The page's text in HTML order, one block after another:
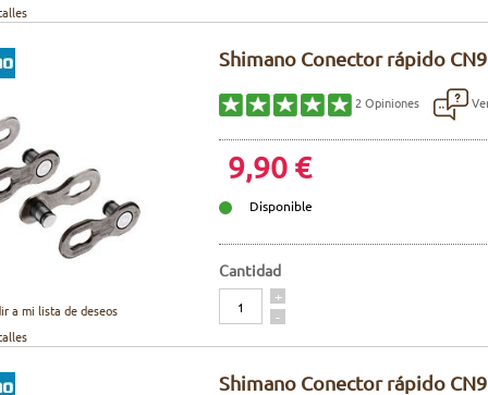
Shimano Conector rápido
2 Opiniones
a mi lista de deseos
9,90 €
Disponible
Cantidad
Cantidad
+
-
Shimano Conector rápido